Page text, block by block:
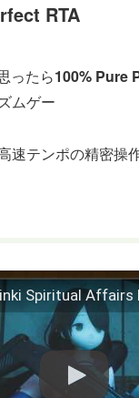
RTA
ったら100% Pure
ムゲー
速テンポの精密操